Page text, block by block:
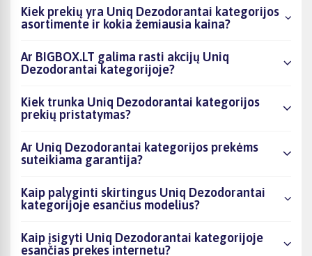
Kiek prekių yra Uniq Dezodorantai kategorijos
asortimente ir kokia žemiausia kaina?
Ar BIGBOX.LT galima rasti akcijų Uniq
Dezodorantai kategorijoje?
Kiek trunka Uniq Dezodorantai kategorijos
prekių pristatymas?
Ar Uniq Dezodorantai kategorijos prekėms
suteikiama garantija?
Kaip palyginti skirtingus Uniq Dezodorantai
kategorijoje esančius modelius?
Kaip įsigyti Uniq Dezodorantai kategorijoje
esančias prekes internetu?